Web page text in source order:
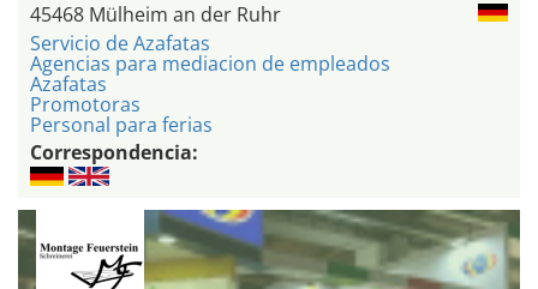
45468 Mülheim an der Ruhr
Servicio de Azafatas
Agencias para mediacion de empleados
Azafatas
Promotoras
Personal para ferias
Correspondencia: